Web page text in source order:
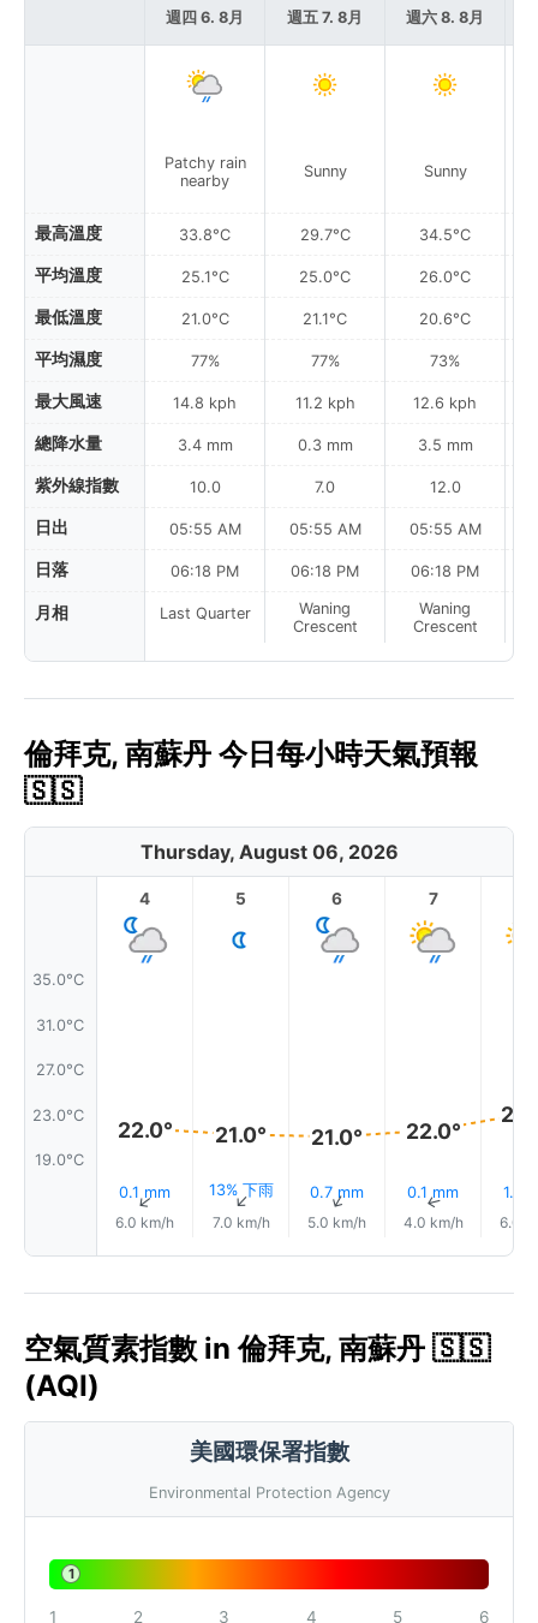
最高溫度
平均溫度
最低溫度
平均濕度
最大風速
總降水量
紫外線指數
日出
日落
月相
週四 6. 8月
Patchy rain
nearby
33.8°C
25.1°C
21.0°C
77%
14.8 kph
3.4 mm
10.0
05:55 AM
06:18 PM
Last Quarter
週五 7. 8月
Sunny
29.7°C
25.0°C
21.1°C
77%
11.2 kph
0.3 mm
7.0
05:55 AM
06:18 PM
Waning
Crescent
週六 8. 8月
Sunny
34.5°C
26.0°C
20.6°C
73%
12.6 kph
3.5 mm
12.0
05:55 AM
06:18 PM
Waning
Crescent
倫拜克, 南蘇丹 今日每小時天氣預報
🇸🇸
Thursday, August 06, 2026
35.0°C
31.0°C
27.0°C
23.0°C
19.0°C
4
22.0°
0.1 mm
↑
6.0 km/h
5
21.0°
13% 下雨
↑
7.0 km/h
6
21.0°
0.7 mm
↑
5.0 km/h
7
22.0°
0.1 mm
↑
4.0 km/h
1.2
6.0
空氣質素指數 in 倫拜克, 南蘇丹 🇸🇸
(AQI)
美國環保署指數
Environmental Protection Agency
1
1 2 3 4 5 6